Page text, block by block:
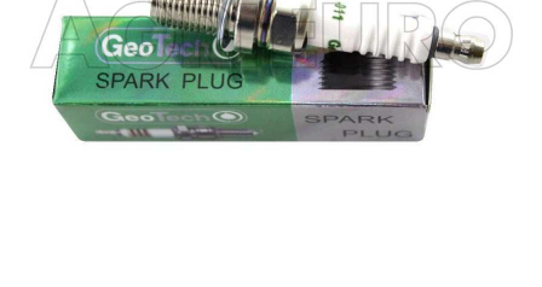
Mowox
MTD
New O.M.R.A.